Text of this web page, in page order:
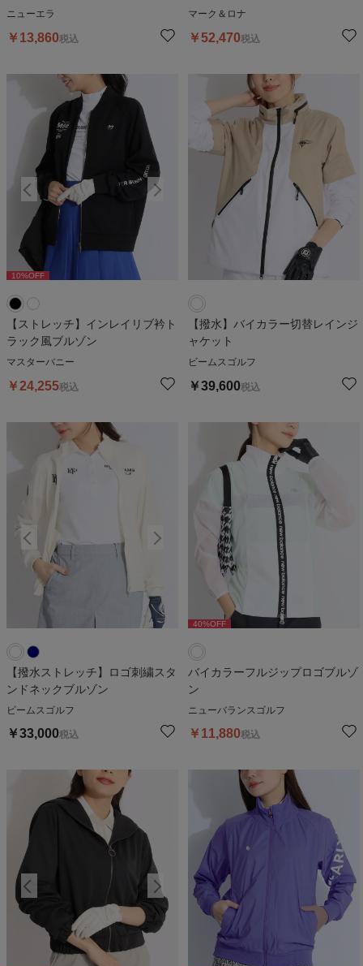
ニューエラ
￥ 13,860税込
マーク＆ロナ
￥52,470税込
10%OFF
【ストレッチ】インレイリブ衿ト
ラック風ブルゾン
マスターバニー
￥24,255税込
【撥水】バイカラー切替レインジ
ャケット
ビームスゴルフ
￥39,600税込
【撥水ストレッチ】ロゴ刺繍スタ
ンドネックブルゾン
ビームスゴルフ
￥33,000税込
40%OFF
バイカラーフルジップロゴブルゾ
ン
ニューバランスゴルフ
￥ 11,880税込